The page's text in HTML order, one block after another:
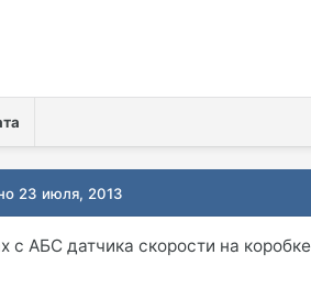
23 июля, 2013
с АБС датчика скорости на